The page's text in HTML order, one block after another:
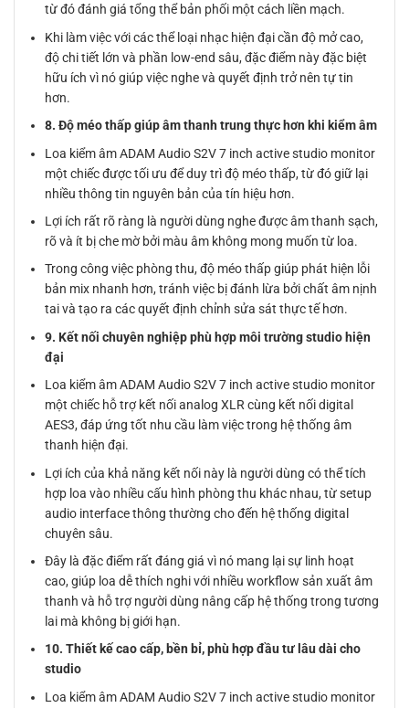
từ đó đánh giá tổng thể bản phối một cách liền mạch.
Khi làm việc với các thể loại nhạc hiện đại cần độ mở cao,
độ chi tiết lớn và phần low-end sâu, đặc điểm này đặc biệt
hữu ích vì nó giúp việc nghe và quyết định trở nên tự tin
hơn.
8. Độ méo thấp giúp âm thanh trung thực hơn khi kiểm âm
Loa kiểm âm ADAM Audio S2V 7 inch active studio monitor
một chiếc được tối ưu để duy trì độ méo thấp, từ đó giữ lại
nhiều thông tin nguyên bản của tín hiệu hơn.
Lợi ích rất rõ ràng là người dùng nghe được âm thanh sạch,
rõ và ít bị che mờ bởi màu âm không mong muốn từ loa.
Trong công việc phòng thu, độ méo thấp giúp phát hiện lỗi
bản mix nhanh hơn, tránh việc bị đánh lừa bởi chất âm nịnh
tai và tạo ra các quyết định chỉnh sửa sát thực tế hơn.
9. Kết nối chuyên nghiệp phù hợp môi trường studio hiện
đại
Loa kiểm âm ADAM Audio S2V 7 inch active studio monitor
một chiếc hỗ trợ kết nối analog XLR cùng kết nối digital
AES3, đáp ứng tốt nhu cầu làm việc trong hệ thống âm
thanh hiện đại.
Lợi ích của khả năng kết nối này là người dùng có thể tích
hợp loa vào nhiều cấu hình phòng thu khác nhau, từ setup
audio interface thông thường cho đến hệ thống digital
chuyên sâu.
Đây là đặc điểm rất đáng giá vì nó mang lại sự linh hoạt
cao, giúp loa dễ thích nghi với nhiều workflow sản xuất âm
thanh và hỗ trợ người dùng nâng cấp hệ thống trong tương
lai mà không bị giới hạn.
10. Thiết kế cao cấp, bền bỉ, phù hợp đầu tư lâu dài cho
studio
Loa kiểm âm ADAM Audio S2V 7 inch active studio monitor